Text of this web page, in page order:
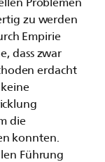
zu werden
Empirie
dass zwar
erdacht
die
konnten.
Führung